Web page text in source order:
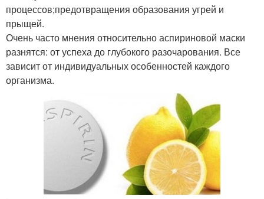
процессов;предотвращения образования угрей и
прыщей.
Очень часто мнения относительно аспириновой маски
разнятся: от успеха до глубокого разочарования. Все
зависит от индивидуальных особенностей каждого
организма.